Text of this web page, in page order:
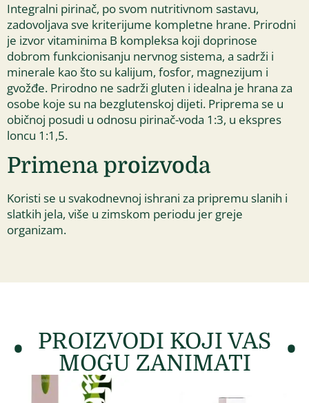
Integralni pirinač, po svom nutritivnom sastavu,
zadovoljava sve kriterijume kompletne hrane. Prirodni
je izvor vitaminima B kompleksa koji doprinose
dobrom funkcionisanju nervnog sistema, a sadrži i
minerale kao što su kalijum, fosfor, magnezijum i
gvožđe. Prirodno ne sadrži gluten i idealna je hrana za
osobe koje su na bezglutenskoj dijeti. Priprema se u
običnoj posudi u odnosu pirinač-voda 1:3, u ekspres
loncu 1:1,5.
Primena proizvoda
Koristi se u svakodnevnoj ishrani za pripremu slanih i
slatkih jela, više u zimskom periodu jer greje
organizam.
PROIZVODI KOJI VAS
MOGU ZANIMATI